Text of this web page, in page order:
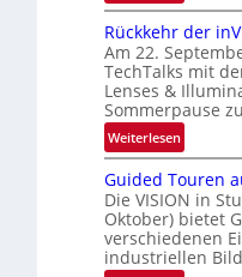
U
n
b
e
g
r
e
z
t
e
M
Rückkehr der
Am 22.
TechTalks mit
Lenses &
Sommerpause
Weiterlesen:
R
ü
c
k
k
e
Guided Touren
Die VISION in
Oktober) bietet
verschiedenen
industriellen